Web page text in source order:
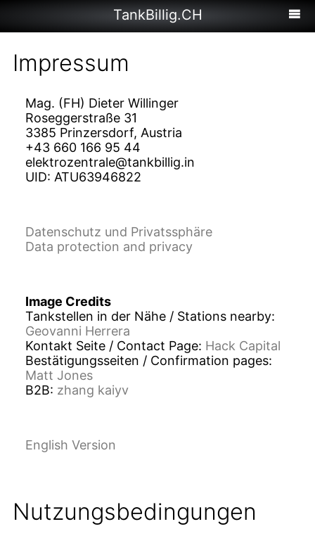
TankBillig.CH
Impressum
Mag. (FH) Dieter Willinger
Roseggerstraße 31
3385 Prinzersdorf, Austria
+43 660 166 95 44
elektrozentrale@tankbillig.in
UID: ATU63946822
Datenschutz und Privatssphäre
Data protection and privacy
Image Credits
Tankstellen in der Nähe / Stations nearby:
Geovanni Herrera
Kontakt Seite / Contact Page: Hack Capital
Bestätigungsseiten / Confirmation pages:
Matt Jones
B2B: zhang kaiyv
English Version
Nutzungs­bedingungen